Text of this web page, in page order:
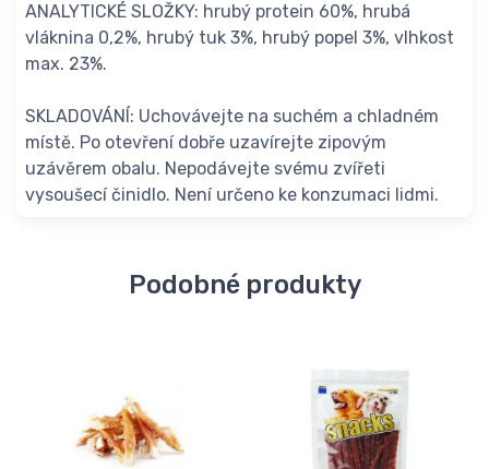
ANALYTICKÉ SLOŽKY: hrubý protein 60%, hrubá
vláknina 0,2%, hrubý tuk 3%, hrubý popel 3%, vlhkost
max. 23%.
SKLADOVÁNÍ: Uchovávejte na suchém a chladném
místě. Po otevření dobře uzavírejte zipovým
uzávěrem obalu. Nepodávejte svému zvířeti
vysoušecí činidlo. Není určeno ke konzumaci lidmi.
Podobné produkty